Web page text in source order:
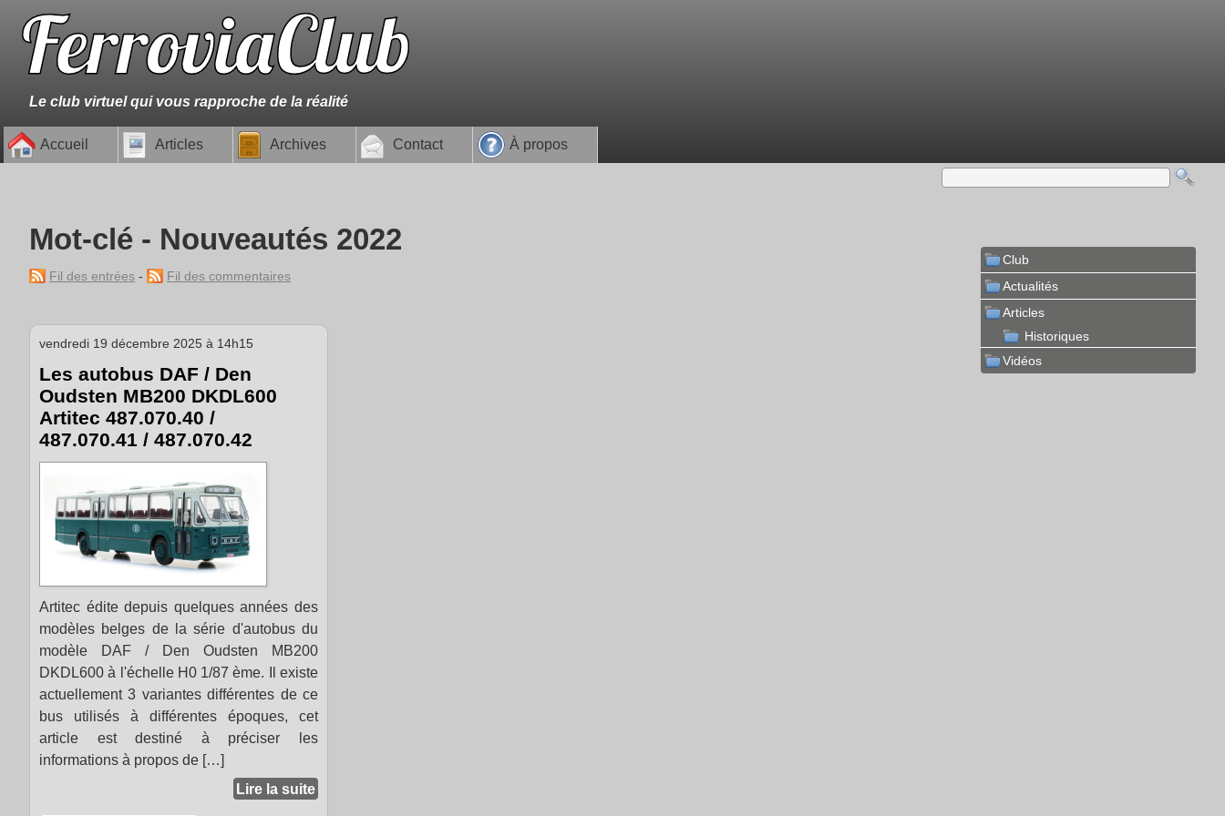
Le club virtuel qui vous rapproche de la réalité
Accueil Articles Archives Contact À propos
Mot-clé - Nouveautés 2022
Fil des entrées - Fil des commentaires
vendredi 19 décembre 2025 à 14h15
Les autobus DAF / Den
Oudsten MB200 DKDL600
Artitec 487.070.40 /
487.070.41 / 487.070.42
Artitec édite depuis quelques années des
modèles belges de la série d'autobus du
modèle DAF / Den Oudsten MB200
DKDL600 à l'échelle H0 1/87 ème. Il existe
actuellement 3 variantes différentes de ce
bus utilisés à différentes époques, cet
article est destiné à préciser les
informations à propos de […]
Lire la suite
Club
Actualités
Articles
Historiques
Vidéos